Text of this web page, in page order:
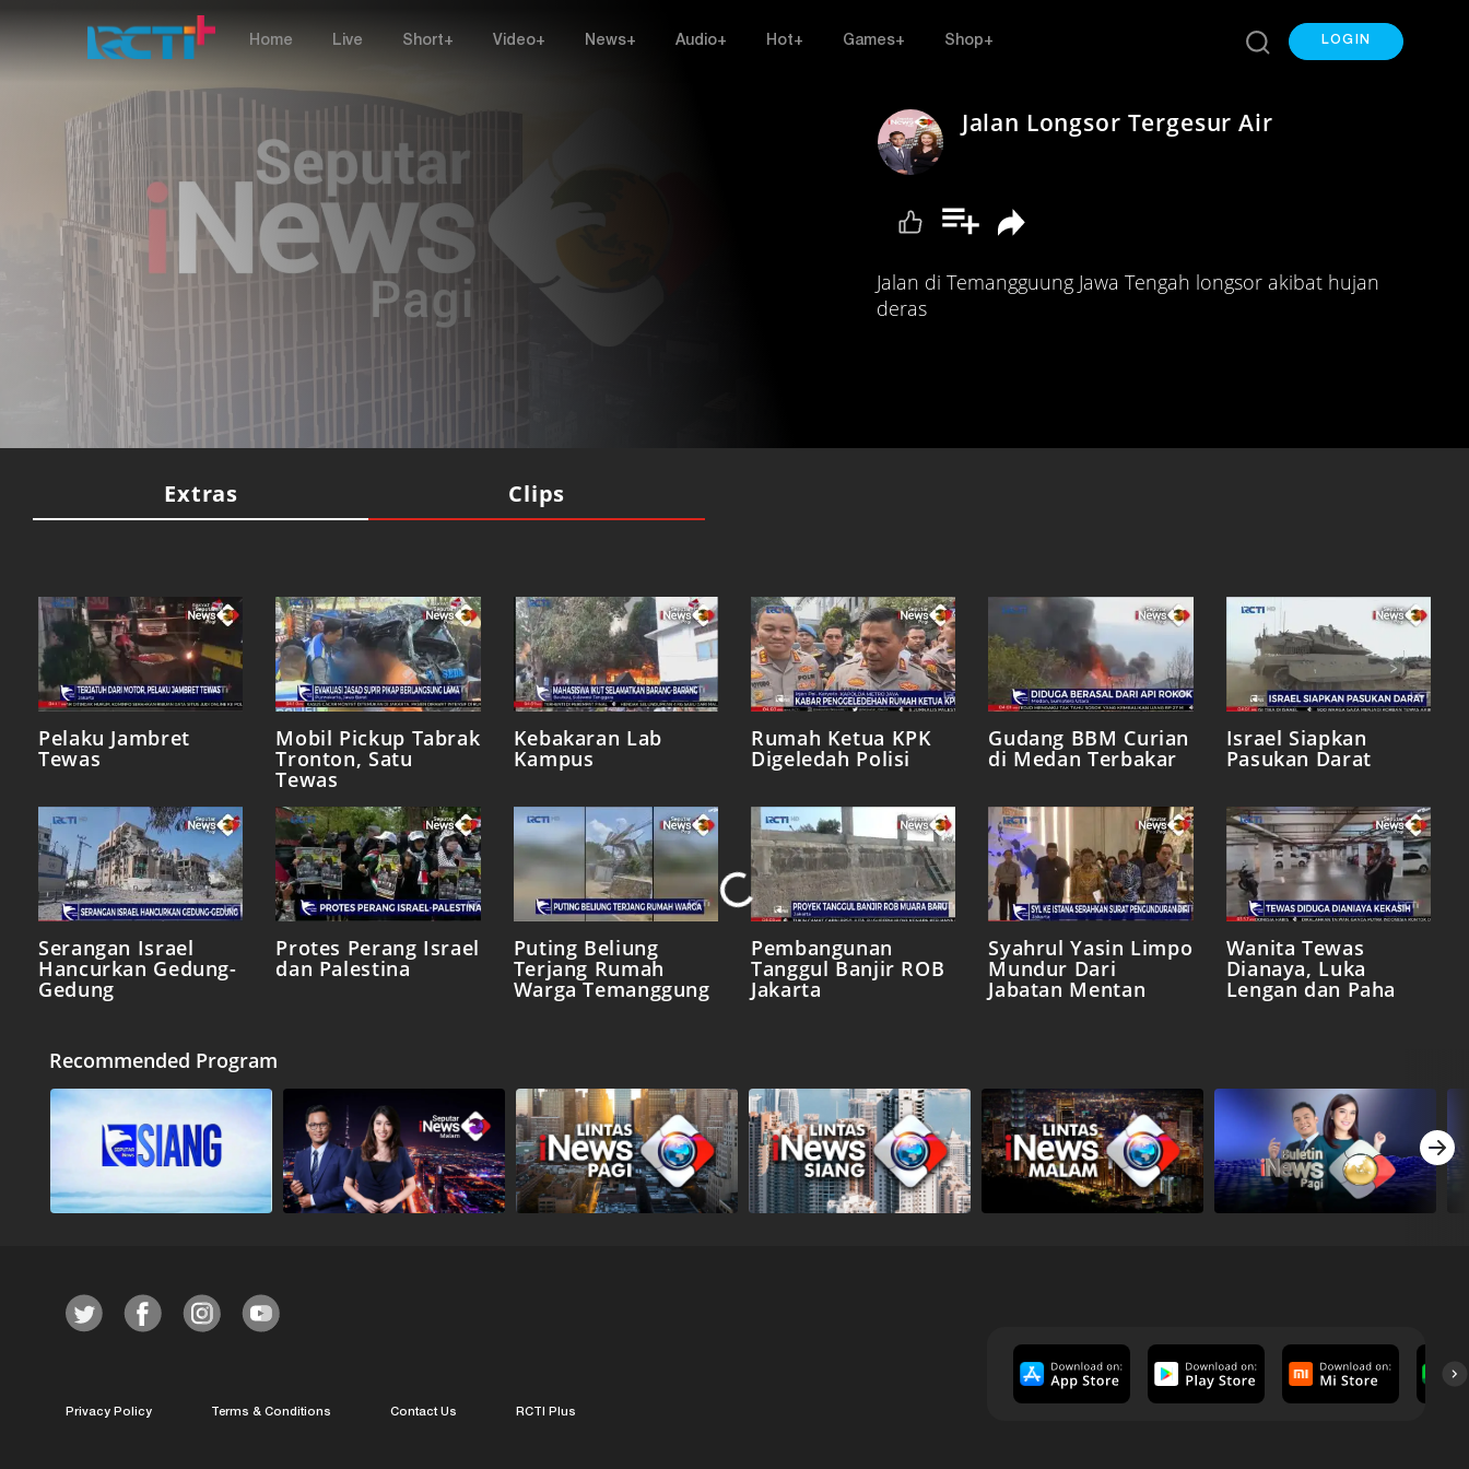
Home Live Short+ Video+ News+ Audio+ Hot+ Games+ Shop+ LOGIN
Jalan Longsor Tergesur Air
Jalan di Temangguung Jawa Tengah longsor akibat hujan
deras
Extras Clips
Pelaku Jambret
Tewas
Mobil Pickup Tabrak
Tronton, Satu
Tewas
Kebakaran Lab
Kampus
Rumah Ketua KPK
Digeledah Polisi
Gudang BBM Curian
di Medan Terbakar
Israel Siapkan
Pasukan Darat
Serangan Israel
Hancurkan Gedung-
Gedung
Protes Perang Israel
dan Palestina
Puting Beliung
Terjang Rumah
Warga Temanggung
Pembangunan
Tanggul Banjir ROB
Jakarta
Syahrul Yasin Limpo
Mundur Dari
Jabatan Mentan
Wanita Tewas
Dianaya, Luka
Lengan dan Paha
Loading...
Recommended Program
Privacy Policy Terms & Conditions Contact Us RCTI Plus